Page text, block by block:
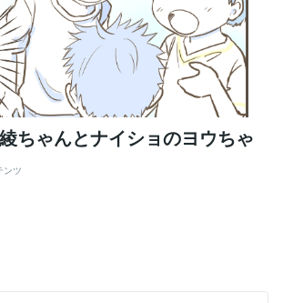
ちゃんとナイショのヨウちゃ
ンツ